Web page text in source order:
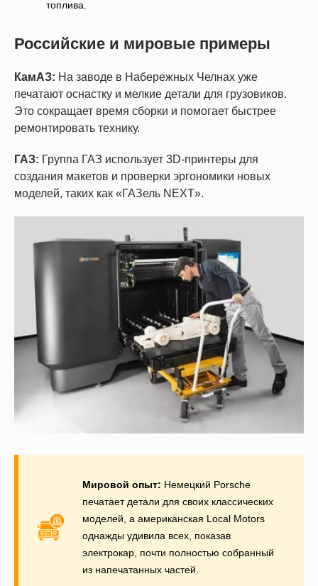
топлива.
Российские и мировые примеры
КамАЗ: На заводе в Набережных Челнах уже
печатают оснастку и мелкие детали для грузовиков.
Это сокращает время сборки и помогает быстрее
ремонтировать технику.
ГАЗ: Группа ГАЗ использует 3D-принтеры для
создания макетов и проверки эргономики новых
моделей, таких как «ГАЗель NEXT».
Мировой опыт: Немецкий Porsche
печатает детали для своих классических
моделей, а американская Local Motors
однажды удивила всех, показав
электрокар, почти полностью собранный
из напечатанных частей.